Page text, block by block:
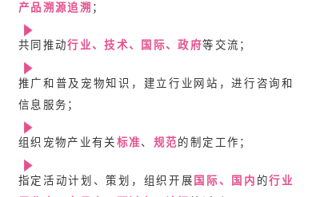
产品溯源追溯 ；
共同推动行业、技术、国际、政府等交流；
推广和普及宠物知识，建立行业网站，进行咨询和
信息服务；
组织宠物产业有关标准、 规范的制定工作；
指定活动计划、策划，组织开展 国际、国内 的行业